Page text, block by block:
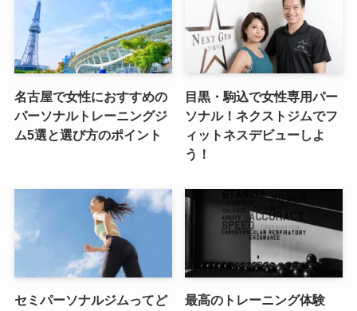
名古屋で女性におすすめの
パーソナルトレーニングジ
ム5選と選び方のポイント
目黒・駒込で女性専用パー
ソナル！ネクストジムでフ
ィットネスデビューしよ
う！
セミパーソナルジムってど
最高のトレーニング体験